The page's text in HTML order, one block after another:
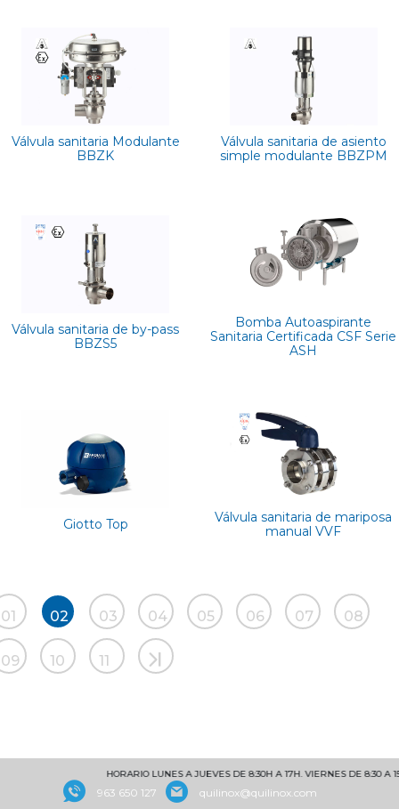
Válvula sanitaria Modulante
BBZK
Válvula sanitaria de asiento
simple modulante BBZPM
Válvula sanitaria de by-pass
BBZS5
Bomba Autoaspirante
Sanitaria Certificada CSF Serie
ASH
Giotto Top
Válvula sanitaria de mariposa
manual VVF
01 02 03 04 05 06 07 08
09 10 11
HORARIO LUNES A JUEVES DE 8:30H A 17H. VIERNES DE 8:30 A 15H
963 650 127 quilinox@quilinox.com